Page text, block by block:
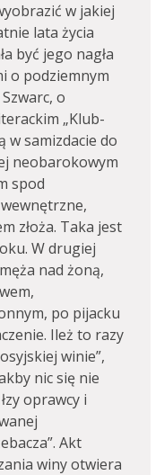
w jakiej
lata życia
być jego nagła
o podziemnym
o
„Klub-
w samizdacie do
neobarokowym
spod
złoża. Taka jest
W drugiej
nad żoną,
po pijacku
Ileż to razy
winie”,
nic się nie
oprawcy i
Akt
winy otwiera